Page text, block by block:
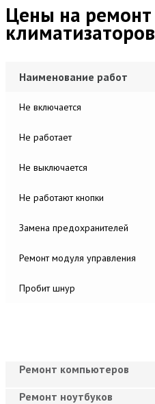
Цены на ремонт
климатизаторов
Наименование работ
Не включается
Не работает
Не выключается
Не работают кнопки
Замена предохранителей
Ремонт модуля управления
Пробит шнур
Ремонт компьютеров
Ремонт ноутбуков